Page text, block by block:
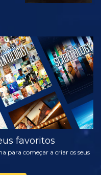
EXPLORAR A
SÉRIE
favoritos
para começar a criar os seus